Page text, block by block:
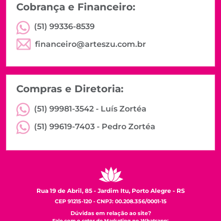
Cobrança e Financeiro:
(51) 99336-8539
financeiro@arteszu.com.br
Compras e Diretoria:
(51) 99981-3542 - Luís Zortéa
(51) 99619-7403 - Pedro Zortéa
Rua 19 de Abril, 85 - Jardim Itu, Porto Alegre - RS
CEP 91215-120 - CNPJ: 00.208.356/0001-15
Dúvidas em relação ao site?